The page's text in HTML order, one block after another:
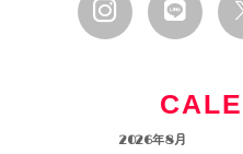
2026年8月